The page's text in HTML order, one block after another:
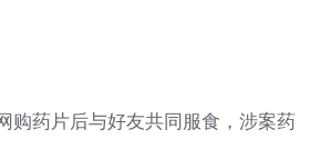
购药片后与好友共同服食，涉案药